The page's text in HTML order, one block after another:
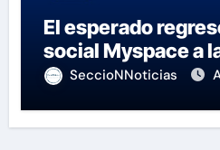
El esperado
social Myspace a
SeccioNNoticias